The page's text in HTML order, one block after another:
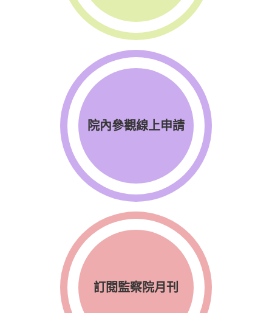
院內參觀線上申請
訂閱監察院月刊